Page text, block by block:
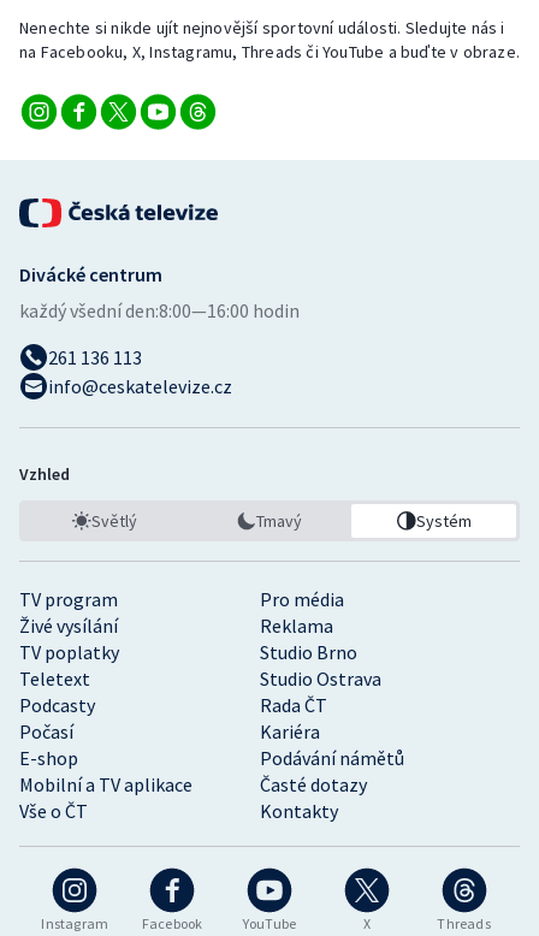
Nenechte si nikde ujít nejnovější sportovní události. Sledujte nás i
na Facebooku, X, Instagramu, Threads či YouTube a buďte v obraze.
Instagram Facebook YouTube X Threads
TV program
Pro média
Živé vysílání
Reklama
TV poplatky
Studio Brno
Teletext
Studio Ostrava
Podcasty
Rada ČT
Počasí
Kariéra
E-shop
Podávání námětů
Mobilní a TV aplikace
Časté dotazy
Vše o ČT
Kontakty
Divácké centrum
každý všední den:8:00—16:00 hodin
261 136 113
info@ceskatelevize.cz
Vzhled
Světlý Tmavý Systém